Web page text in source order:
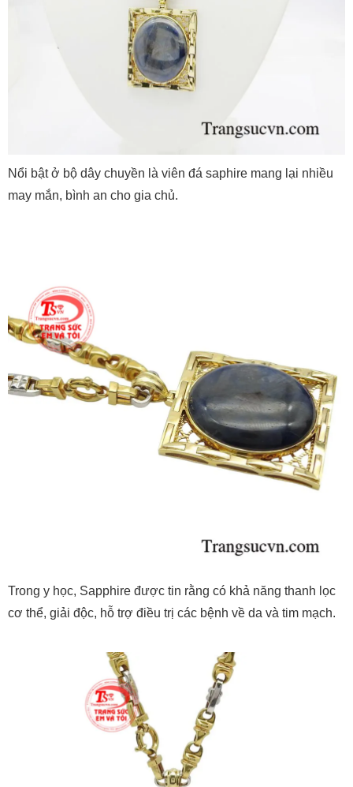
Nổi bật ở bộ dây chuyền là viên đá saphire mang lại nhiều
may mắn, bình an cho gia chủ.
Trong y học, Sapphire được tin rằng có khả năng thanh lọc
cơ thể, giải độc, hỗ trợ điều trị các bệnh về da và tim mạch.